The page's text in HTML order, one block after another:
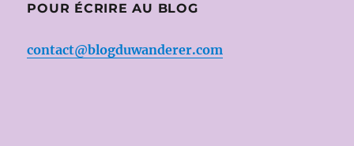
POUR ÉCRIRE AU BLOG
contact@blogduwanderer.com